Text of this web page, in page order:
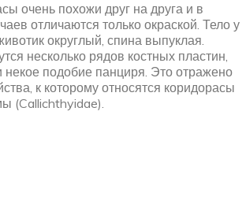
очень похожи друг на друга и в
отличаются только окраской. Тело у
округлый, спина выпуклая.
несколько рядов костных пластин,
некое подобие панциря. Это отражено
к которому относятся коридорасы
(Callichthyidae).